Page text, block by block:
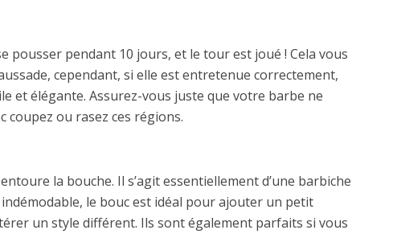
pousser pendant 10 jours, et le tour est joué ! Cela vous
cependant, si elle est entretenue correctement,
et élégante. Assurez-vous juste que votre barbe ne
coupez ou rasez ces régions.
la bouche. Il s’agit essentiellement d’une barbiche
indémodable, le bouc est idéal pour ajouter un petit
un style différent. Ils sont également parfaits si vous